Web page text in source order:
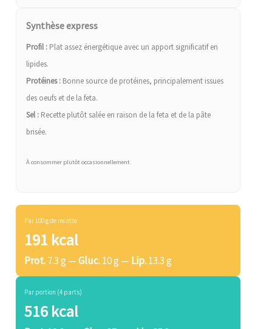
Synthèse express
Profil : Plat assez énergétique avec un apport significatif en
lipides.
Protéines : Bonne source de protéines, principalement issues
des oeufs et de la feta.
Sel : Recette plutôt salée en raison de la feta et de la pâte
brisée.
À consommer plutôt occasionnellement.
Par 100 g de recette
191 kcal
Prot.7.3 g —Gluc.10 g — Lip.13.3 g
Par portion (4 parts)
516 kcal